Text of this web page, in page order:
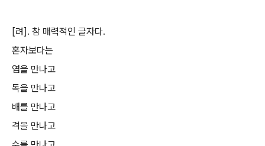
[려]. 참 매력적인 글자다.
혼자보다는
염을 만나고
독을 만나고
배를 만나고
격을 만나고